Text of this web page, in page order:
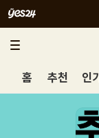
홈 추천 인기